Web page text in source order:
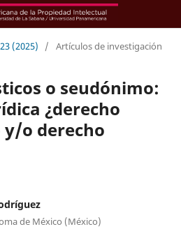
(2025) / Artículos de investigación
o seudónimo:
¿derecho
o derecho
de México (México)